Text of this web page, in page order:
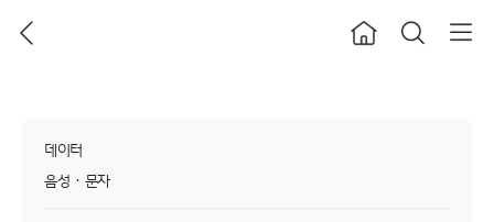
이전 홈으로통합검색
데이터
음성 · 문자